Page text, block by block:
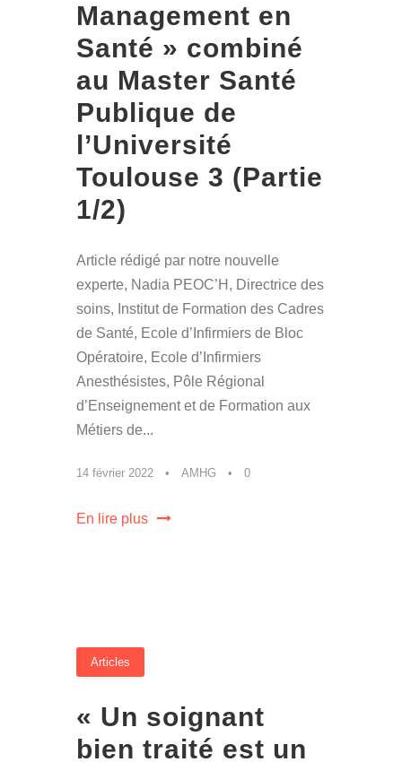
Management en
Santé » combiné
au Master Santé
Publique de
l’Université
Toulouse 3 (Partie
1/2)
Article rédigé par notre nouvelle
experte, Nadia PEOC’H, Directrice des
soins, Institut de Formation des Cadres
de Santé, Ecole d’Infirmiers de Bloc
Opératoire, Ecole d’Infirmiers
Anesthésistes, Pôle Régional
d’Enseignement et de Formation aux
Métiers de...
14 février 2022 • AMHG • 0
En lire plus
Articles
« Un soignant
bien traité est un